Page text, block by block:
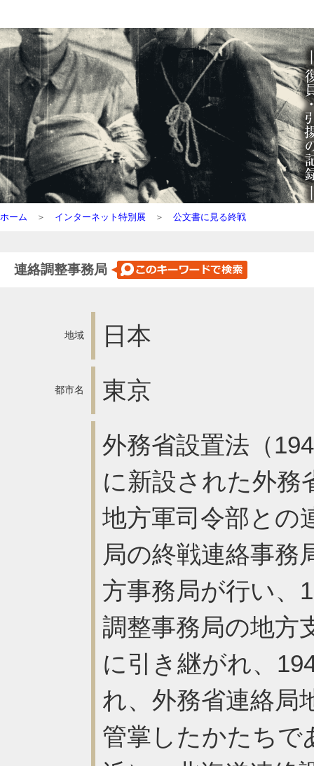
ホーム ＞ インターネット特別展 ＞ 公文書に見る終戦
連絡調整事務局
地域 日本
都市名 東京
外務省設置法（
に新設された外務
地方軍司令部との
局の終戦連絡事務
方事務局が行い、
調整事務局の地方
に引き継がれ、
れ、外務省連絡局
管掌したかたちで